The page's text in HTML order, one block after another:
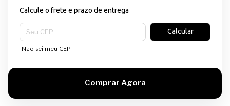
Calcule o frete e prazo de entrega
Entregas para o CEP:
Calcular
Não sei meu CEP